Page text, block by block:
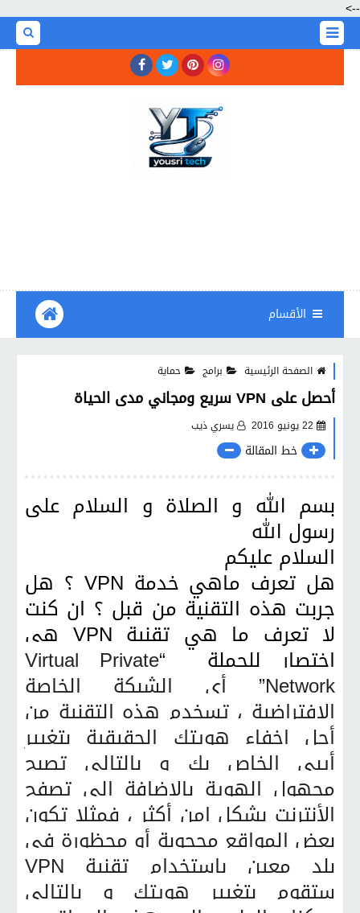
-->
الأقسام
الصفحة الرئيسية برامج حماية
أحصل على VPN سريع ومجاني مدى الحياة
22 يونيو 2016 يسري ذيب
خط المقالة
بسم الله و الصلاة و السلام على
رسول الله
السلام عليكم
هل تعرف ماهي خدمة VPN ؟ هل
جربت هذه التقنية من قبل ؟ ان كنت
لا تعرف ما هي تقنية VPN هي
اختصار للجملة “Virtual Private
Network” أي الشبكة الخاصة
الافتراضية ، تسخدم هذه التقنية من
أجل اخفاء هويتك الحقيقية بتغيير
أيبي الخاص بك و بالتالي تصبح
مجهول الهوية بالاضافة الى تصفح
الأنترنت بشكل امن أكثر ، فمثلا تكون
بعض المواقع محجوبة أو محظورة في
بلد معين باستخدام تقنية VPN
ستقوم بتغيير هويتك و بالتالي